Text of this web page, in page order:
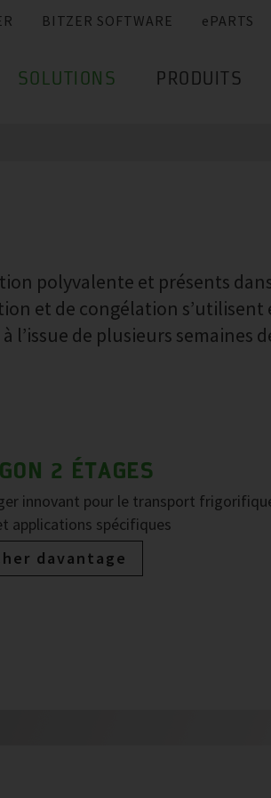
BITZER SOFTWARE ePARTS
SOLUTIONS PRODUITS
polyvalente et présents
et de congélation
l’issue de plusieurs semaines
2 ÉTAGES
innovant pour le transport
applications spécifiques
davantage